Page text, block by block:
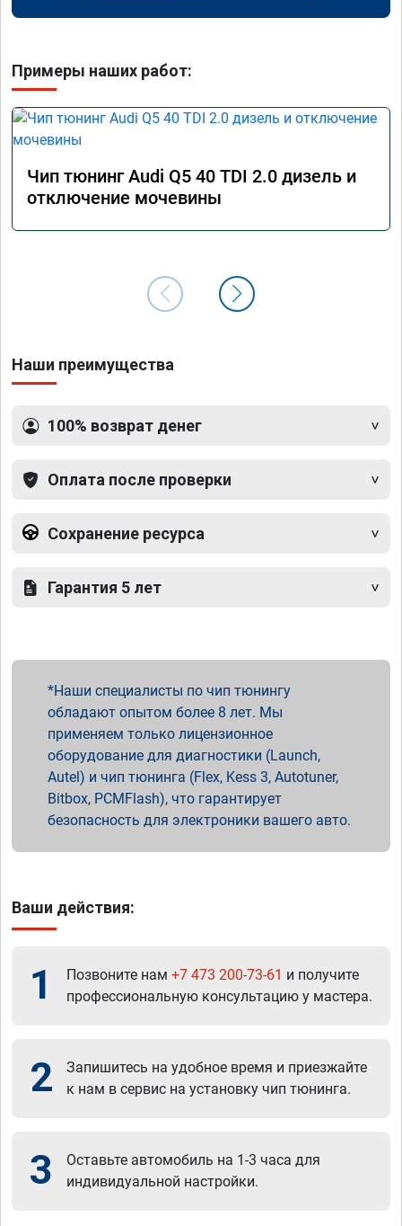
Примеры наших работ:
Чип тюнинг Audi Q5 40 TDI 2.0 дизель и
отключение мочевины
Наши преимущества
100% возврат денег
Оплата после проверки
Сохранение ресурса
Гарантия 5 лет
Наши специалисты по чип тюнингу
обладают опытом более 8 лет. Мы
применяем только лицензионное
оборудование для диагностики (Launch,
Autel) и чип тюнинга (Flex, Kess 3, Autotuner,
Bitbox, PCMFlash), что гарантирует
безопасность для электроники вашего авто.
Ваши действия:
1 Позвоните нам +7 473 200-73-61 и получите
профессиональную консультацию у мастера.
2
Запишитесь на удобное время и приезжайте
к нам в сервис на установку чип тюнинга.
3
Оставьте автомобиль на 1-3 часа для
индивидуальной настройки.